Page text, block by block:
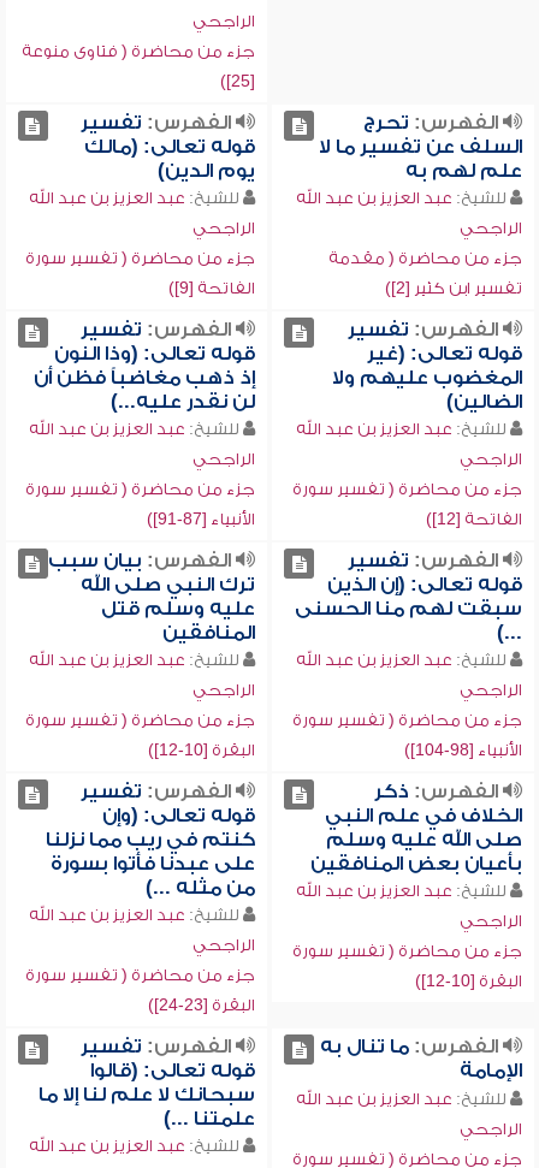
الراجحي
جزء من محاضرة ( فتاوى منوعة
[25])
الفهرس: تحرج
السلف عن تفسير ما لا
علم لهم به
للشيخ: عبد العزيز بن عبد الله
الراجحي
جزء من محاضرة ( مقدمة
تفسير ابن كثير [2])
الفهرس: تفسير
قوله تعالى: (مالك
يوم الدين)
للشيخ: عبد العزيز بن عبد الله
الراجحي
جزء من محاضرة ( تفسير سورة
الفاتحة [9])
الفهرس: تفسير
قوله تعالى: (غير
المغضوب عليهم ولا
الضالين)
للشيخ: عبد العزيز بن عبد الله
الراجحي
جزء من محاضرة ( تفسير سورة
الفاتحة [12])
الفهرس: تفسير
قوله تعالى: (وذا النون
إذ ذهب مغاضباً فظن أن
لن نقدر عليه...)
للشيخ: عبد العزيز بن عبد الله
الراجحي
جزء من محاضرة ( تفسير سورة
الأنبياء [87-91])
الفهرس: تفسير
قوله تعالى: (إن الذين
سبقت لهم منا الحسنى
...)
للشيخ: عبد العزيز بن عبد الله
الراجحي
جزء من محاضرة ( تفسير سورة
الأنبياء [98-104])
الفهرس: بيان سبب
ترك النبي صلى الله
عليه وسلم قتل
المنافقين
للشيخ: عبد العزيز بن عبد الله
الراجحي
جزء من محاضرة ( تفسير سورة
البقرة [10-12])
الفهرس: ذكر
الخلاف في علم النبي
صلى الله عليه وسلم
بأعيان بعض المنافقين
للشيخ: عبد العزيز بن عبد الله
الراجحي
جزء من محاضرة ( تفسير سورة
البقرة [10-12])
الفهرس: تفسير
قوله تعالى: (وإن
كنتم في ريب مما نزلنا
على عبدنا فأتوا بسورة
من مثله ...)
للشيخ: عبد العزيز بن عبد الله
الراجحي
جزء من محاضرة ( تفسير سورة
البقرة [23-24])
الفهرس:ما تنال به
الإمامة
للشيخ: عبد العزيز بن عبد الله
الراجحي
جزء من محاضرة ( تفسير سورة
الفهرس: تفسير
قوله تعالى: (قالوا
سبحانك لا علم لنا إلا ما
علمتنا ...)
للشيخ: عبد العزيز بن عبد الله